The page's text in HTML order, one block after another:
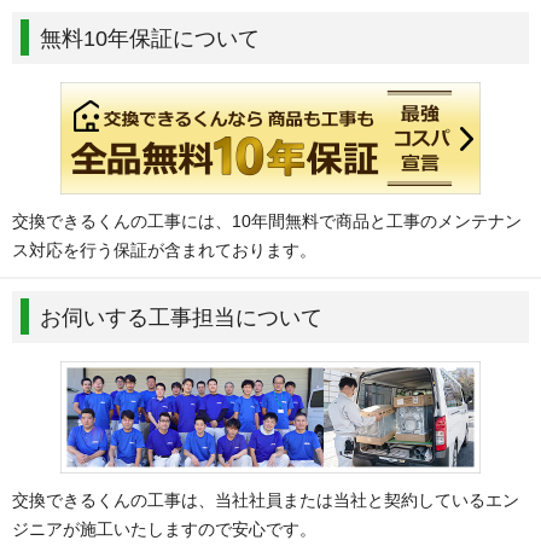
無料10年保証について
交換できるくんの工事には、10年間無料で商品と工事のメンテナン
ス対応を行う保証が含まれております。
お伺いする工事担当について
交換できるくんの工事は、当社社員または当社と契約しているエン
ジニアが施工いたしますので安心です。